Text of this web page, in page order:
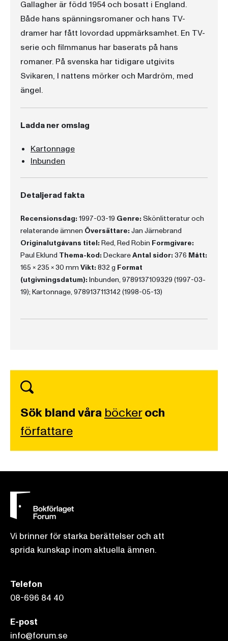
Gallagher är född 1954 och bosatt i England.
Både hans spänningsromaner och hans TV-
dramer har fått lovordad uppmärksamhet. En TV-
serie och filmmanus har baserats på hans
romaner. På svenska har tidigare utgivits
Svikaren, I nattens mörker och Mardröm, med
ängel.
Ladda ner omslag
Kartonnage
Inbunden
Detaljerad fakta
Recensionsdag: 1997-03-19 Genre: Skönlitteratur och
relaterande ämnen Översättare: Jan Järnebrand
Originalutgåvans titel: Red, Red Robin Formgivare:
Paul Eklund Thema-kod: DeckareAntal sidor: 376 Mått:
165 x 235 x 30 mm Vikt: 832 g Format
(utgivningsdatum): Inbunden, 9789137109329 (1997-03-
19); Kartonnage, 9789137113142 (1998-05-13)
Sök bland våra böckeroch
författare
Vi brinner för starka berättelser och att
sprida kunskap inom aktuella ämnen.
Telefon
08-696 84 40
E-post
info@forum.se